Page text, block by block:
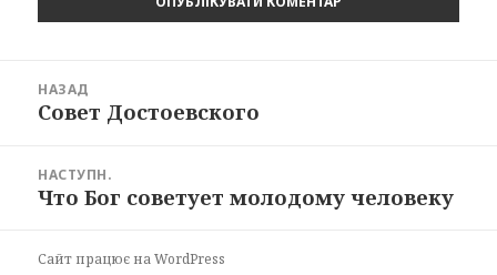
записів
НАЗАД
Попередній
Совет Достоевского
НАСТУПН.
Наступний
Что Бог советует молодому человеку
Сайт працює на WordPress